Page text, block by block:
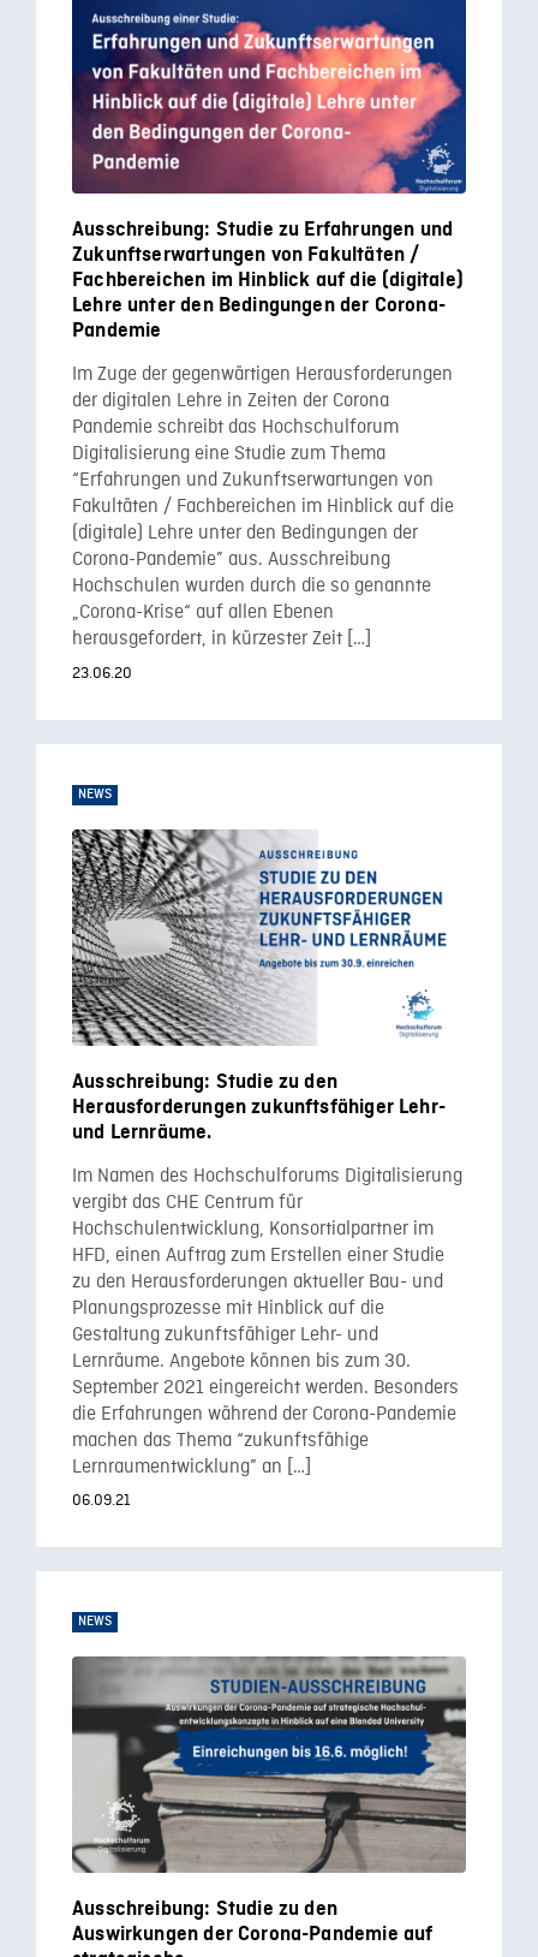
Ausschreibung: Studie zu Erfahrungen und
Zukunftserwartungen von Fakultäten /
Fachbereichen im Hinblick auf die (digitale)
Lehre unter den Bedingungen der Corona-
Pandemie
Im Zuge der gegenwärtigen Herausforderungen
der digitalen Lehre in Zeiten der Corona
Pandemie schreibt das Hochschulforum
Digitalisierung eine Studie zum Thema
“Erfahrungen und Zukunftserwartungen von
Fakultäten / Fachbereichen im Hinblick auf die
(digitale) Lehre unter den Bedingungen der
Corona-Pandemie” aus. Ausschreibung
Hochschulen wurden durch die so genannte
„Corona-Krise“ auf allen Ebenen
herausgefordert, in kürzester Zeit […]
23.06.20
NEWS
Ausschreibung: Studie zu den
Herausforderungen zukunftsfähiger Lehr-
und Lernräume.
Im Namen des Hochschulforums Digitalisierung
vergibt das CHE Centrum für
Hochschulentwicklung, Konsortialpartner im
HFD, einen Auftrag zum Erstellen einer Studie
zu den Herausforderungen aktueller Bau- und
Planungsprozesse mit Hinblick auf die
Gestaltung zukunftsfähiger Lehr- und
Lernräume. Angebote können bis zum 30.
September 2021 eingereicht werden. Besonders
die Erfahrungen während der Corona-Pandemie
machen das Thema “zukunftsfähige
Lernraumentwicklung” an […]
06.09.21
NEWS
Ausschreibung: Studie zu den
Auswirkungen der Corona-Pandemie auf